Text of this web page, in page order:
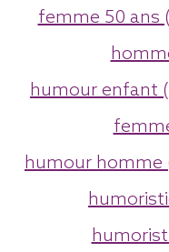
femme 50 ans
humour enfant
humour homme